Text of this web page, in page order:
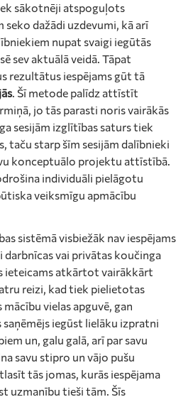
sākotnēji atspoguļots
dažādi uzdevumi, kā arī
nupat svaigi iegūtās
sev aktuālā veidā. Tāpat
rezultātus iespējams gūt tā
. Šī metode palīdz attīstīt
jo tās parasti noris vairākās
sesijām izglītības saturs tiek
taču starp šīm sesijām dalībnieki
konceptuālo projektu attīstībā.
individuāli pielāgotu
veiksmīgu apmācību
sistēmā visbiežāk nav iespējams
vai privātas koučinga
ieteicams atkārtot vairākkārt
reizi, kad tiek pielietotas
vielas apguvē, gan
iegūst lielāku izpratni
un, galu galā, arī par savu
savu stipro un vājo pušu
tās jomas, kurās iespējama
uzmanību tieši tām. Šīs